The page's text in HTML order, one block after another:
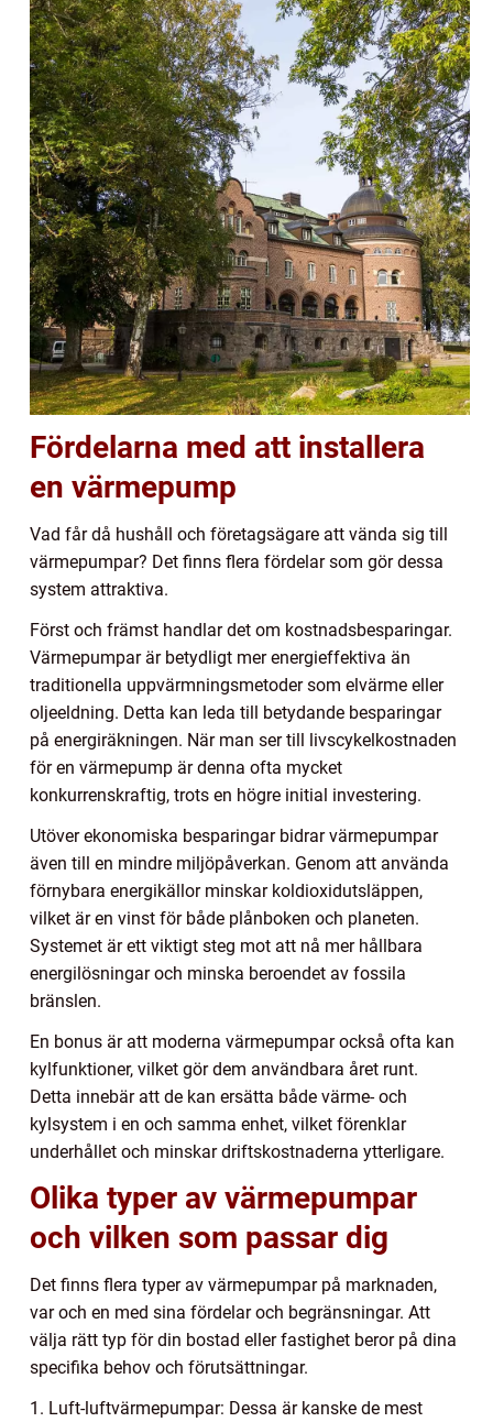
Fördelarna med att installera
en värmepump
Vad får då hushåll och företagsägare att vända sig till
värmepumpar? Det finns flera fördelar som gör dessa
system attraktiva.
Först och främst handlar det om kostnadsbesparingar.
Värmepumpar är betydligt mer energieffektiva än
traditionella uppvärmningsmetoder som elvärme eller
oljeeldning. Detta kan leda till betydande besparingar
på energiräkningen. När man ser till livscykelkostnaden
för en värmepump är denna ofta mycket
konkurrenskraftig, trots en högre initial investering.
Utöver ekonomiska besparingar bidrar värmepumpar
även till en mindre miljöpåverkan. Genom att använda
förnybara energikällor minskar koldioxidutsläppen,
vilket är en vinst för både plånboken och planeten.
Systemet är ett viktigt steg mot att nå mer hållbara
energilösningar och minska beroendet av fossila
bränslen.
En bonus är att moderna värmepumpar också ofta kan
kylfunktioner, vilket gör dem användbara året runt.
Detta innebär att de kan ersätta både värme- och
kylsystem i en och samma enhet, vilket förenklar
underhållet och minskar driftskostnaderna ytterligare.
Olika typer av värmepumpar
och vilken som passar dig
Det finns flera typer av värmepumpar på marknaden,
var och en med sina fördelar och begränsningar. Att
välja rätt typ för din bostad eller fastighet beror på dina
specifika behov och förutsättningar.
1. Luft-luftvärmepumpar: Dessa är kanske de mest